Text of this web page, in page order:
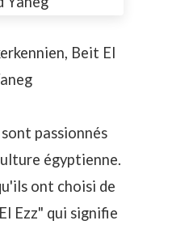
Beit El
passionnés
égyptienne.
ont choisi de
Ezz" qui signifie